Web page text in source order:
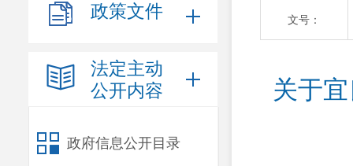
政策文件
法定主动
公开内容
政府信息公开目录
文号：
关于